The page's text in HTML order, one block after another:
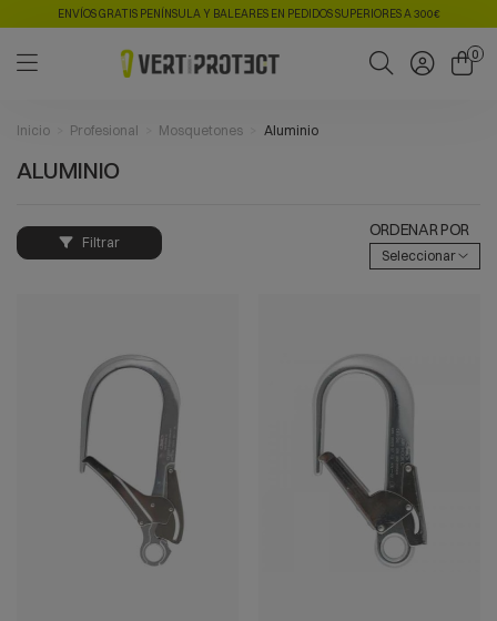
ENVÍOS GRATIS PENÍNSULA Y BALEARES EN PEDIDOS SUPERIORES A 300€
0
Inicio Profesional Mosquetones Aluminio
ALUMINIO
Filtrar
ORDENAR POR
Seleccionar
VISTA RÁPIDA VISTA RÁPIDA